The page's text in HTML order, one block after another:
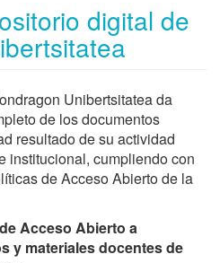
digital de
Unibertsitatea da
de los documentos
resultado de su actividad
institucional, cumpliendo con
de Acceso Abierto de la
Acceso Abierto a
y materiales docentes de